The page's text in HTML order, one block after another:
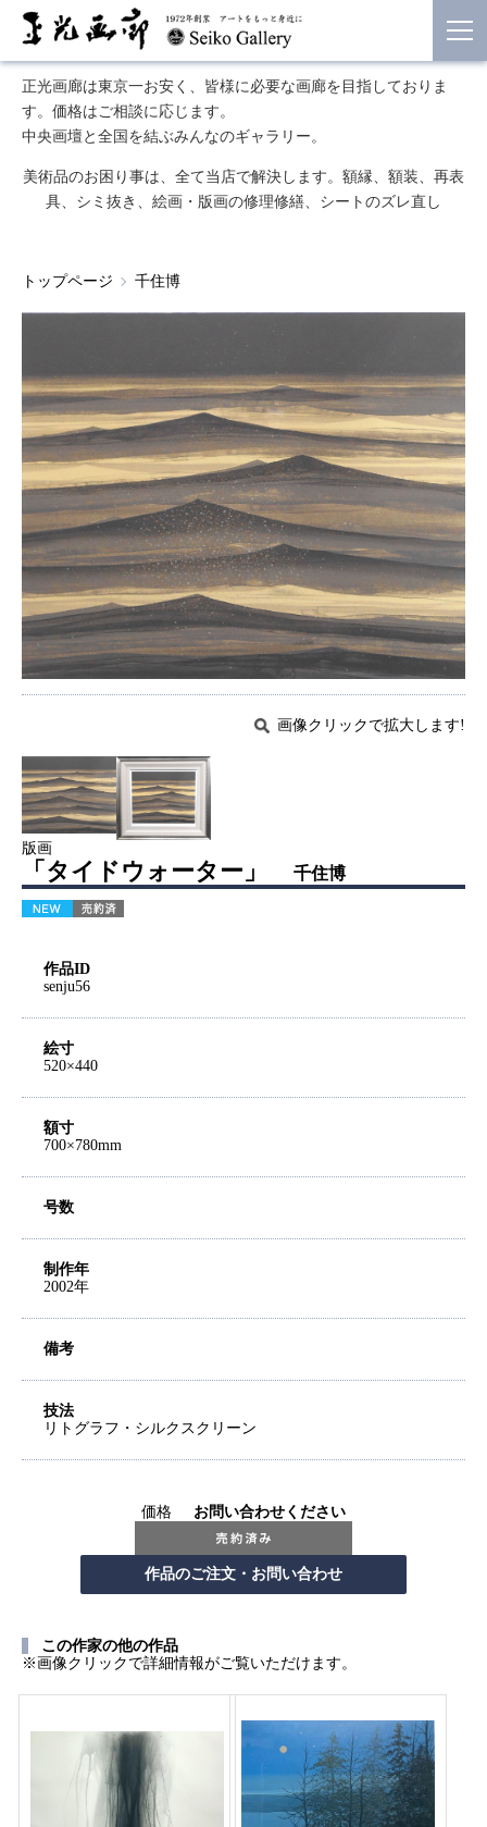
正光画廊は東京一お安く、皆様に必要な画廊を目指しておりま
す。価格はご相談に応じます。
中央画壇と全国を結ぶみんなのギャラリー。
美術品のお困り事は、全て当店で解決します。額縁、額装、再表
具、シミ抜き、絵画・版画の修理修繕、シートのズレ直し
トップページ 千住博
画像クリックで拡大します!
版画
「タイドウォーター」 千住博
作品ID
senju56
絵寸
520×440
額寸
700×780mm
号数
制作年
2002年
備考
技法
リトグラフ・シルクスクリーン
価格 お問い合わせください
この作家の他の作品
※画像クリックで詳細情報がご覧いただけます。